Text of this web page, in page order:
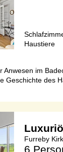
Haustiere
im
Geschichte
Furreby
6